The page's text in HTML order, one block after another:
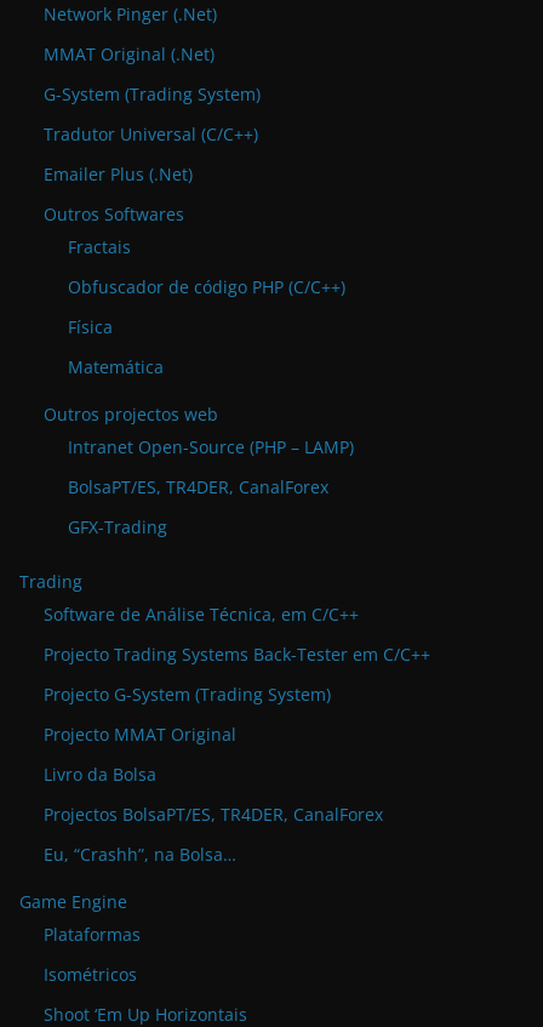
Network Pinger (.Net)
MMAT Original (.Net)
G-System (Trading System)
Tradutor Universal (C/C++)
Emailer Plus (.Net)
Outros Softwares
Fractais
Obfuscador de código PHP (C/C++)
Física
Matemática
Outros projectos web
Intranet Open-Source (PHP – LAMP)
BolsaPT/ES, TR4DER, CanalForex
GFX-Trading
Trading
Software de Análise Técnica, em C/C++
Projecto Trading Systems Back-Tester em C/C++
Projecto G-System (Trading System)
Projecto MMAT Original
Livro da Bolsa
Projectos BolsaPT/ES, TR4DER, CanalForex
Eu, “Crashh”, na Bolsa…
Game Engine
Plataformas
Isométricos
Shoot ‘Em Up Horizontais